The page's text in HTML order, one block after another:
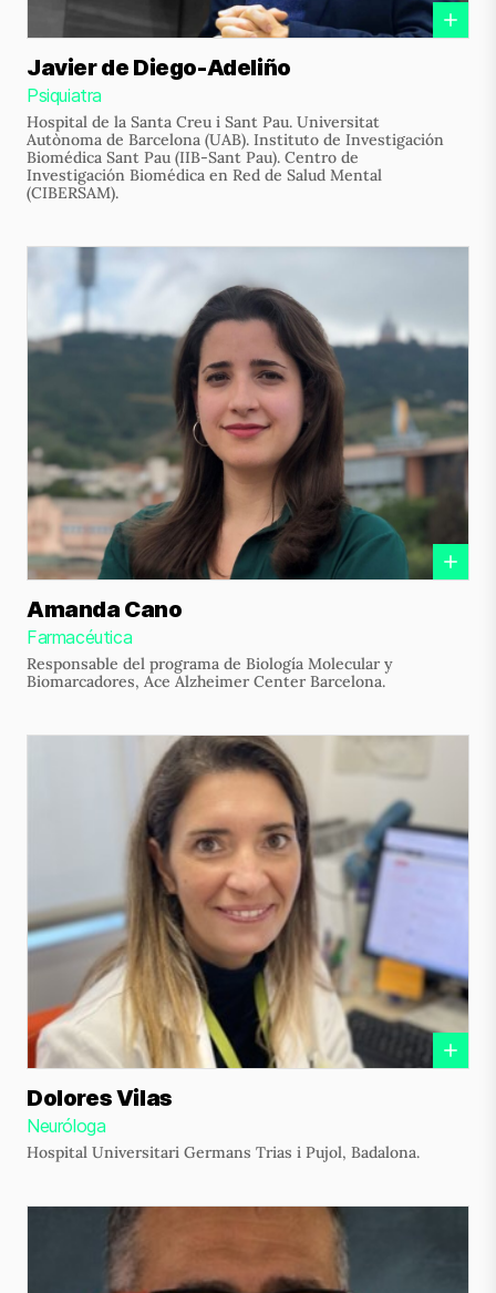
Javier de Diego-Adeliño
Psiquiatra
Hospital de la Santa Creu i Sant Pau. Universitat
Autònoma de Barcelona (UAB). Instituto de Investigación
Biomédica Sant Pau (IIB-Sant Pau). Centro de
Investigación Biomédica en Red de Salud Mental
(CIBERSAM).
Amanda Cano
Farmacéutica
Responsable del programa de Biología Molecular y
Biomarcadores, Ace Alzheimer Center Barcelona.
Dolores Vilas
Neuróloga
Hospital Universitari Germans Trias i Pujol, Badalona.